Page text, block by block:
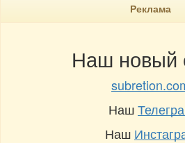
Реклама
Наш новый
Наш
Наш